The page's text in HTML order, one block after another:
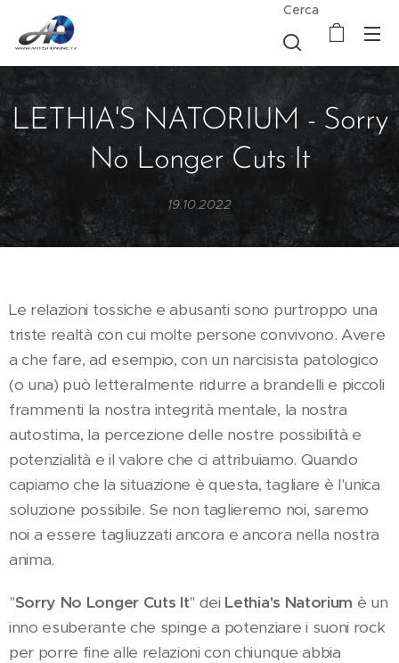
Cerca
LETHIA'S NATORIUM - Sorry
No Longer Cuts It
19.10.2022
Le relazioni tossiche e abusanti sono purtroppo una
triste realtà con cui molte persone convivono. Avere
a che fare, ad esempio, con un narcisista patologico
(o una) può letteralmente ridurre a brandelli e piccoli
frammenti la nostra integrità mentale, la nostra
autostima, la percezione delle nostre possibilità e
potenzialità e il valore che ci attribuiamo. Quando
capiamo che la situazione è questa, tagliare è l'unica
soluzione possibile. Se non taglieremo noi, saremo
noi a essere tagliuzzati ancora e ancora nella nostra
anima.
"Sorry No Longer Cuts It" dei Lethia's Natorium è un
inno esuberante che spinge a potenziare i suoni rock
per porre fine alle relazioni con chiunque abbia